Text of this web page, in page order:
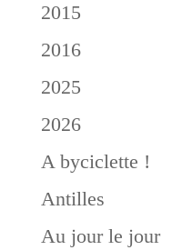
2015
2016
2025
2026
A byciclette !
Antilles
Au jour le jour